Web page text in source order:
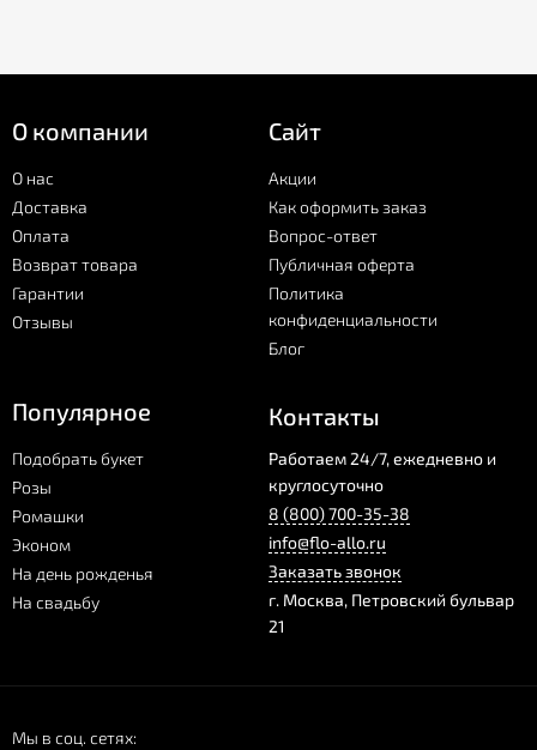
О компании
О нас
Доставка
Оплата
Возврат товара
Гарантии
Отзывы
Сайт
Акции
Как оформить заказ
Вопрос-ответ
Публичная оферта
Политика
конфиденциальности
Блог
Популярное
Подобрать букет
Розы
Ромашки
Эконом
На день рожденья
На свадьбу
Контакты
Работаем 24/7, ежедневно и
круглосуточно
8 (800) 700-35-38
info@flo-allo.ru
Заказать звонок
г. Москва, Петровский бульвар
21
Мы в соц. сетях